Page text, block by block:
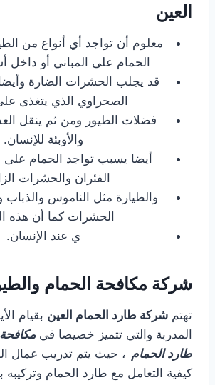
العين
معلوم أن تواجد أي أنواع من
الحمام على المباني أو داخل
قد يجلب الحشرات الضارة وأيضا
الصحراوي الذي يتغذى
فضلات الطيور ومن ثم ينقل
والأوبئة للإنسان.
أيضا يسبب تواجد الحمام على
الفئران والحشرات
والطيارة مثل الناموس
الحشرات كما أن هذه
ي عند الإنسان.
شركة مكافحة الحمام
تهتم شركة طارد الحمام العين بقيام
المدربة والتي تتميز خصيصا في
طارد الحمام ، حيث يتم تدريب عمال
كيفية التعامل مع طارد الحمام وتركيبه